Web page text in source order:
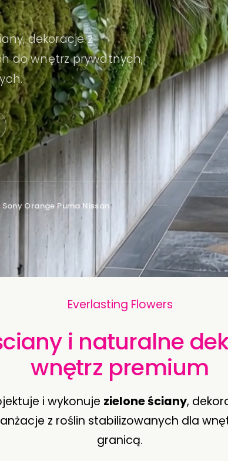
dekoracje z
do wnętrz prywatnych,
·Sony·Orange·Puma·Nissan
Everlasting Flowers
i naturalne
wnętrz premium
i wykonuje zielone ściany,
z roślin stabilizowanych dla
granicą.